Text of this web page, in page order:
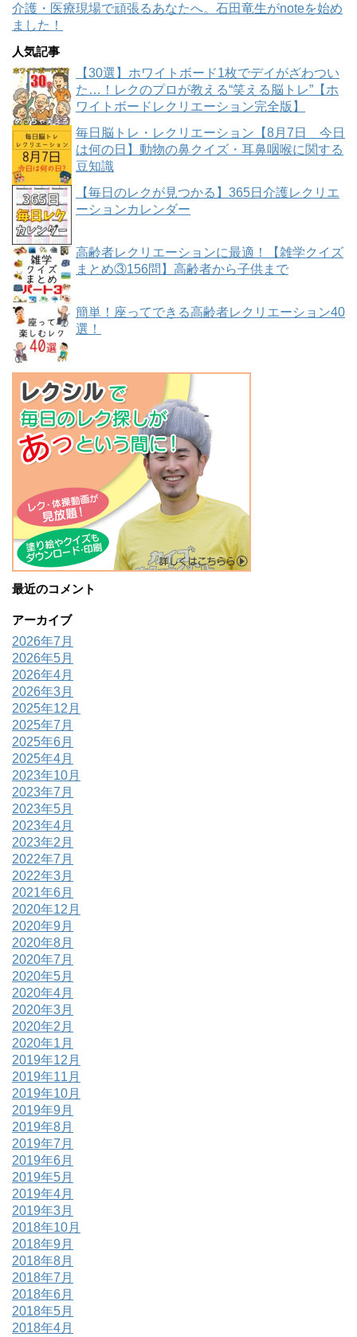
介護・医療現場で頑張るあなたへ。石田竜生がnoteを始め
ました！
人気記事
【30選】ホワイトボード1枚でデイがざわつい
た…！レクのプロが教える“笑える脳トレ”【ホ
ワイトボードレクリエーション完全版】
毎日脳トレ・レクリエーション【8月7日 今日
は何の日】動物の鼻クイズ・耳鼻咽喉に関する
豆知識
【毎日のレクが見つかる】365日介護レクリエ
ーションカレンダー
高齢者レクリエーションに最適！【雑学クイズ
まとめ③156問】高齢者から子供まで
簡単！座ってできる高齢者レクリエーション40
選！
最近のコメント
アーカイブ
2026年7月
2026年5月
2026年4月
2026年3月
2025年12月
2025年7月
2025年6月
2025年4月
2023年10月
2023年7月
2023年5月
2023年4月
2023年2月
2022年7月
2022年3月
2021年6月
2020年12月
2020年9月
2020年8月
2020年7月
2020年5月
2020年4月
2020年3月
2020年2月
2020年1月
2019年12月
2019年11月
2019年10月
2019年9月
2019年8月
2019年7月
2019年6月
2019年5月
2019年4月
2019年3月
2018年10月
2018年9月
2018年8月
2018年7月
2018年6月
2018年5月
2018年4月